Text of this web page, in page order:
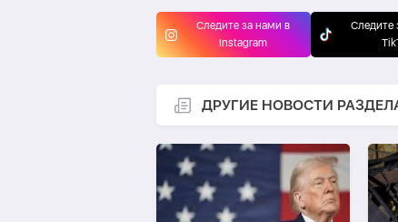
Следите за нами в
Instagram
Следите
ДРУГИЕ НОВОСТИ